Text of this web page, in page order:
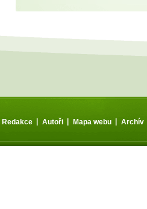
Redakce Autoři Mapa webu Archív